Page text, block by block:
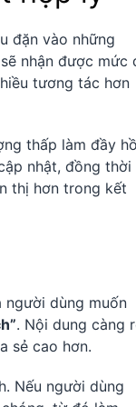
đặn vào những
nhận được mức
tương tác hơn
thấp làm đầy hồ
nhật, đồng thời
thị hơn trong kết
người dùng muốn
. Nội dung càng
sẻ cao hơn.
Nếu người dùng